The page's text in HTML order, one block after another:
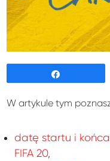
W artykule tym
datę startu i
FIFA 20,